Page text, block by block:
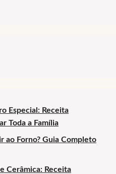
Especial: Receita
Toda a Família
ao Forno? Guia Completo
Cerâmica: Receita